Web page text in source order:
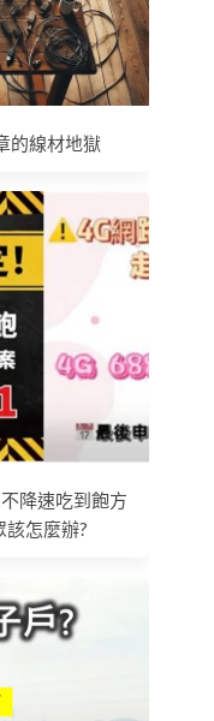
的線材地獄
降速吃到飽方
該怎麼辦?